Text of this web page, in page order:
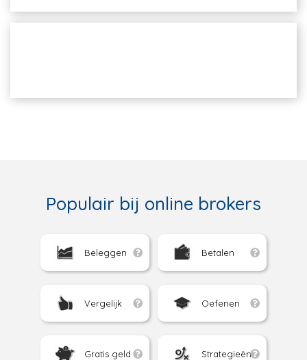
Populair bij online brokers
Beleggen Betalen
Vergelijk Oefenen
Gratis geld Strategieën